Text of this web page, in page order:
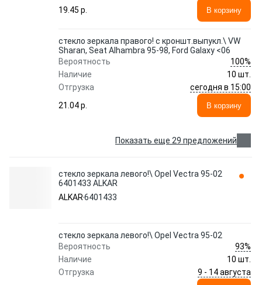
19.45 p.
В корзину
стекло зеркала правого! с кроншт.выпукл.\ VW
Sharan, Seat Alhambra 95-98, Ford Galaxy <06
Вероятность
100%
Наличие
10 шт.
Отгрузка
сегодня в 15:00
21.04 p.
В корзину
Показать еще 29 предложений
стекло зеркала левого!\ Opel Vectra 95-02
6401433 ALKAR
ALKAR6401433
стекло зеркала левого!\ Opel Vectra 95-02
Вероятность
93%
Наличие
10 шт.
Отгрузка
9 - 14 августа